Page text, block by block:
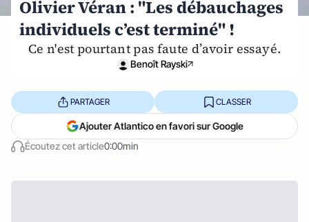
Olivier Véran : "Les débauchages
individuels c’est terminé" !
Ce n'est pourtant pas faute d’avoir essayé.
Benoît Rayski
Écoutez cet article0:00min
PARTAGER CLASSER
Ajouter Atlantico en favori sur Google